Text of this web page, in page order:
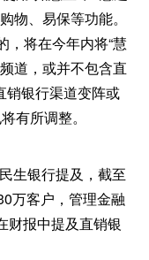
物、易保等功能。
，将在今年内将“慧
道，或并不包含直
销银行渠道变阵或
有所调整。
生银行提及，截至
万客户，管理金融
财报中提及直销银